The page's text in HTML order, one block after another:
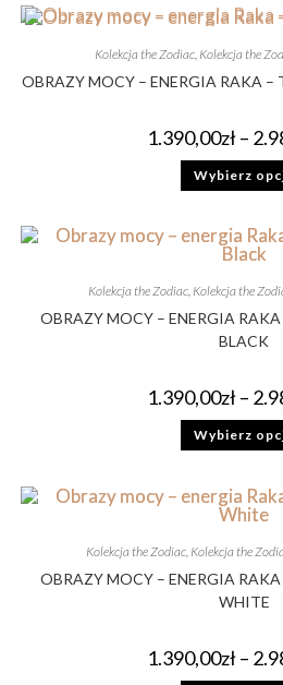
Kolekcja the Zodiac, Kolekcja the
OBRAZY MOCY – ENERGIA RAKA –
1.390,00zł –
Wybierz
Kolekcja the Zodiac, Kolekcja the
OBRAZY MOCY – ENERGIA
BLACK
1.390,00zł –
Wybierz
Kolekcja the Zodiac Kolekcja the
OBRAZY MOCY – ENERGIA
WHITE
1.390,00zł –